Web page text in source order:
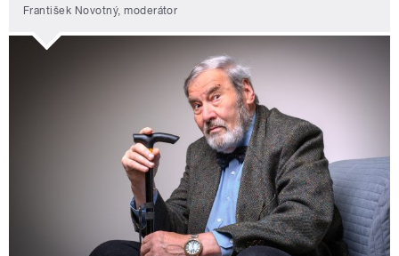
František Novotný, moderátor